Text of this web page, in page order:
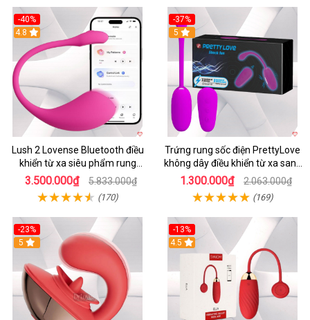
-40%
4.8
Lush 2 Lovense Bluetooth điều
khiển từ xa siêu phẩm rung
mạnh
3.500.000₫ 5.833.000₫
(170)
-37%
5
Trứng rung sốc điện PrettyLove
không dây điều khiển từ xa sang
chảnh
1.300.000₫ 2.063.000₫
(169)
-23%
5
-13%
4.5